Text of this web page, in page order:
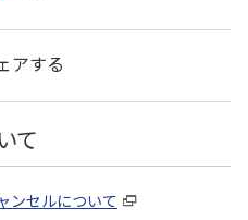
アする
て
ンセルについて